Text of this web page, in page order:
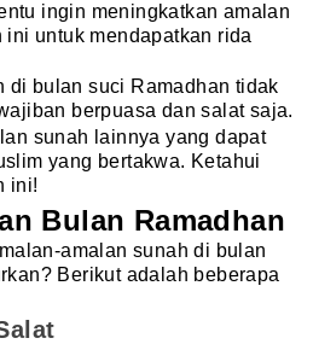
ingin meningkatkan amalan
ini untuk mendapatkan rida
di bulan suci Ramadhan tidak
berpuasa dan salat saja.
sunah lainnya yang dapat
yang bertakwa. Ketahui
ini!
Bulan Ramadhan
amalan sunah di bulan
Berikut adalah beberapa